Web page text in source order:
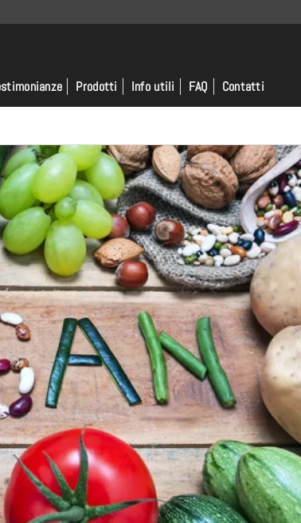
Prodotti Info utili FAQ Contatti